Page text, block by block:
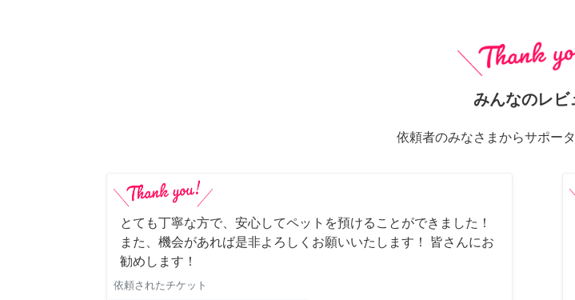
みんなのレビ
依頼者のみなさまからサポー
とても丁寧な方で、安心してペットを預けることができました！
また、機会があれば是非よろしくお願いいたします！ 皆さんにお
勧めします！
依頼されたチケット